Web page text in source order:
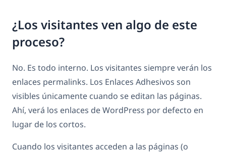
¿Los visitantes ven algo de este
proceso?
No. Es todo interno. Los visitantes siempre verán los
enlaces permalinks. Los Enlaces Adhesivos son
visibles únicamente cuando se editan las páginas.
Ahí, verá los enlaces de WordPress por defecto en
lugar de los cortos.
Cuando los visitantes acceden a las páginas (o